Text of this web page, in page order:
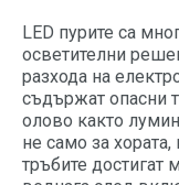
LED пурите са
осветителни
разхода на
съдържат опасни
олово както
не само за хората,
тръбите достигат